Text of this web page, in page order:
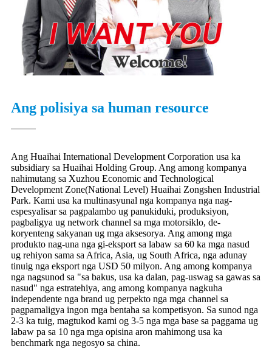
Ang polisiya sa human resource
Ang Huaihai International Development Corporation usa ka
subsidiary sa Huaihai Holding Group. Ang among kompanya
nahimutang sa Xuzhou Economic and Technological
Development Zone(National Level) Huaihai Zongshen Industrial
Park. Kami usa ka multinasyunal nga kompanya nga nag-
espesyalisar sa pagpalambo ug panukiduki, produksiyon,
pagbaligya ug network channel sa mga motorsiklo, de-
koryenteng sakyanan ug mga aksesorya. Ang among mga
produkto nag-una nga gi-eksport sa labaw sa 60 ka mga nasud
ug rehiyon sama sa Africa, Asia, ug South Africa, nga adunay
tinuig nga eksport nga USD 50 milyon. Ang among kompanya
nga nagsunod sa "sa bakus, usa ka dalan, pag-uswag sa gawas sa
nasud" nga estratehiya, ang among kompanya nagkuha
independente nga brand ug perpekto nga mga channel sa
pagpamaligya ingon mga bentaha sa kompetisyon. Sa sunod nga
2-3 ka tuig, magtukod kami og 3-5 nga mga base sa paggama ug
labaw pa sa 10 nga mga opisina aron mahimong usa ka
benchmark nga negosyo sa china.